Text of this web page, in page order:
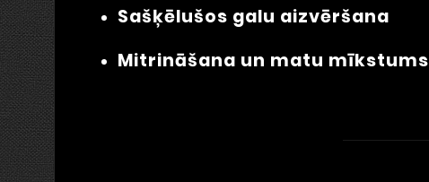
Sašķēlušos galu aizvēršana
Mitrināšana un matu mīkstums